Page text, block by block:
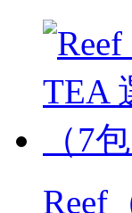
Reef